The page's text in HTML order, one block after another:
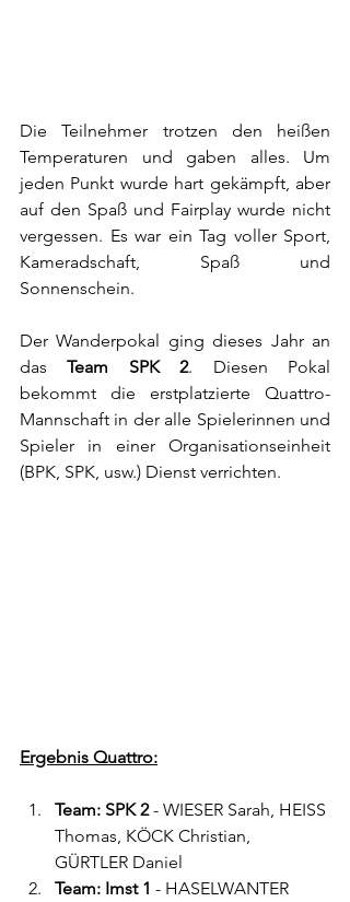
Die Teilnehmer trotzen den heißen
Temperaturen und gaben alles. Um
jeden Punkt wurde hart gekämpft, aber
auf den Spaß und Fairplay wurde nicht
vergessen. Es war ein Tag voller Sport,
Kameradschaft, Spaß und
Sonnenschein.
Der Wanderpokal ging dieses Jahr an
das Team SPK 2. Diesen Pokal
bekommt die erstplatzierte Quattro-
Mannschaft in der alle Spielerinnen und
Spieler in einer Organisationseinheit
(BPK, SPK, usw.) Dienst verrichten.
Ergebnis Quattro:
Team: SPK 2 - WIESER Sarah, HEISS
Thomas, KÖCK Christian,
GÜRTLER Daniel
Team: Imst 1 - HASELWANTER